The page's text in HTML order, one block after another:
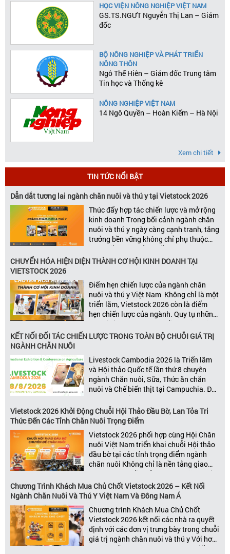
HỌC VIỆN NÔNG NGHIỆP VIỆT NAM
GS.TS.NGƯT Nguyễn Thị Lan – Giám
đốc
BỘ NÔNG NGHIỆP VÀ PHÁT TRIỂN
NÔNG THÔN
Ngô Thế Hiên – Giám đốc Trung tâm
Tin học và Thống kê
NÔNG NGHIỆP VIỆT NAM
14 Ngô Quyền – Hoàn Kiếm – Hà Nội
Xem chi tiết
TIN TỨC NỔI BẬT
Dẫn dắt tương lai ngành chăn nuôi và thú y tại Vietstock 2026
Thúc đẩy hợp tác chiến lược và mở rộng
kinh doanh Trong bối cảnh ngành chăn
nuôi và thú y ngày càng cạnh tranh, tăng
trưởng bền vững không chỉ phụ thuộc
vào chất lượng sản phẩm hay năng lực
đổi mới, mà còn được thúc đẩy bởi khả
năng xây dựng các mối quan […]
CHUYỂN HÓA HIỆN DIỆN THÀNH CƠ HỘI KINH DOANH TẠI
VIETSTOCK 2026
Điểm hẹn chiến lược của ngành chăn
nuôi và thú y Việt Nam Không chỉ là một
triển lãm, Vietstock 2026 còn là điểm
hẹn chiến lược của ngành. Quy tụ những
đơn vị kinh doanh hàng đầu, những lãnh
đạo và nhà cung cấp trong chuỗi giá
trị ngành, Vietstock mang đến nền tảng
giá trị […]
KẾT NỐI ĐỐI TÁC CHIẾN LƯỢC TRONG TOÀN BỘ CHUỖI GIÁ TRỊ
NGÀNH CHĂN NUÔI
Livestock Cambodia 2026 là Triển lãm
và Hội thảo Quốc tế lần thứ 8 chuyên
ngành Chăn nuôi, Sữa, Thức ăn chăn
nuôi và Chế biến thịt tại Campuchia. Đây
được đánh giá là một trong những sự
kiện thương mại thường niên uy tín và
đáng chú ý nhất của ngành nông nghiệp
– chăn […]
Vietstock 2026 Khởi Động Chuỗi Hội Thảo Đầu Bờ, Lan Tỏa Tri
Thức Đến Các Tỉnh Chăn Nuôi Trọng Điểm
Vietstock 2026 phối hợp cùng Hội Chăn
nuôi Việt Nam triển khai chuỗi Hội thảo
đầu bờ tại các tỉnh trọng điểm ngành
chăn nuôi Không chỉ là nền tảng giao
thương hàng đầu của ngành chăn nuôi
và thú y, Vietstock còn là triển lãm duy
nhất tại Việt Nam tổ chức thường niên
Chương Trình Khách Mua Chủ Chốt Vietstock 2026 – Kết Nối
Ngành Chăn Nuôi Và Thú Y Việt Nam Và Đông Nam Á
Chương trình Khách Mua Chủ Chốt
Vietstock 2026 kết nối các nhà ra quyết
định với các đơn vị trưng bày trong chuỗi
giá trị ngành chăn nuôi và thú y Với hơn
20 năm đồng hành cùng sự phát triển